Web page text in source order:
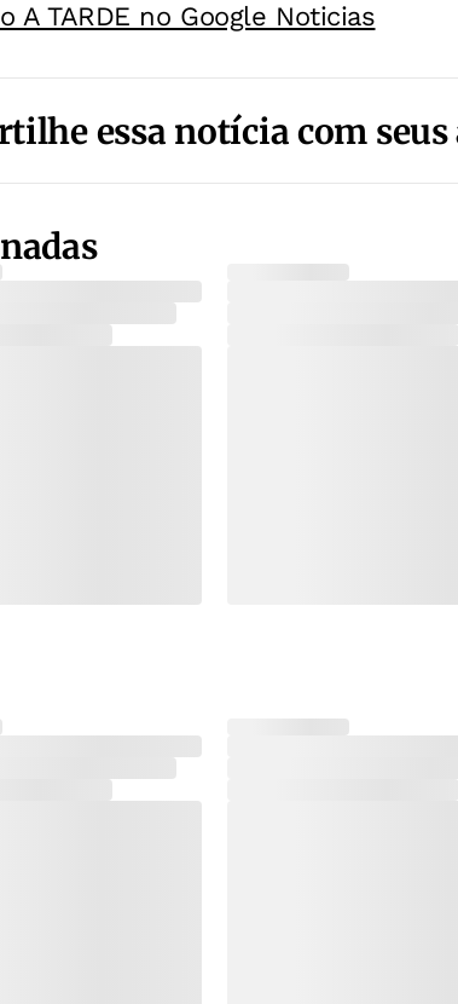
A TARDE no Google Noticias
essa notícia com